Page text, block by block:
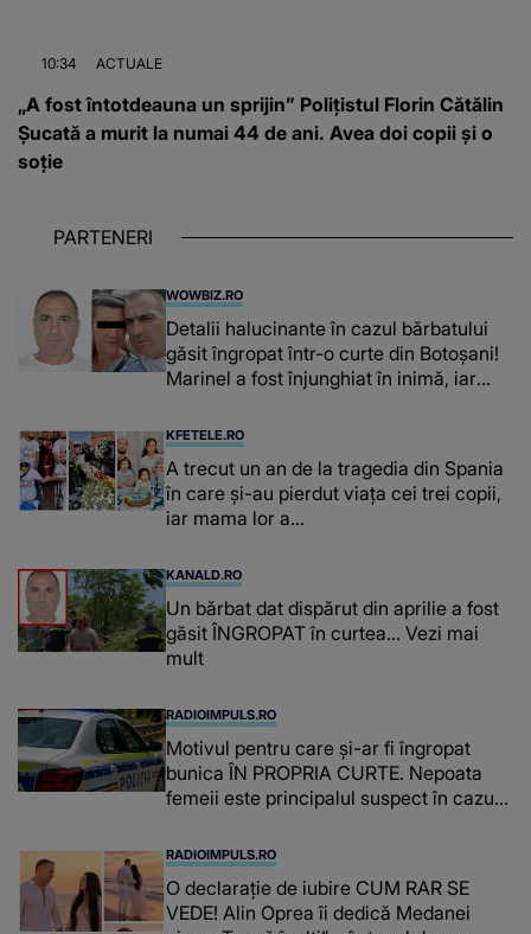
10:34 ACTUALE
„A fost întotdeauna un sprijin” Polițistul Florin Cătălin
Șucată a murit la numai 44 de ani. Avea doi copii și o
soție
PARTENERI
WOWBIZ.RO
Detalii halucinante în cazul bărbatului
găsit îngropat într-o curte din Botoșani!
Marinel a fost înjunghiat în inimă, iar
suspecți
KFETELE.RO
A trecut un an de la tragedia din Spania
în care și-au pierdut viața cei trei copii,
iar mama lor a…
KANALD.RO
Un bărbat dat dispărut din aprilie a fost
găsit ÎNGROPAT în curtea... Vezi mai
mult
RADIOIMPULS.RO
Motivul pentru care și-ar fi îngropat
bunica ÎN PROPRIA CURTE. Nepoata
femeii este principalul suspect în cazul
DE ANCHETATORI a șocat localnicii
RADIOIMPULS.RO
O declarație de iubire CUM RAR SE
VEDE! Alin Oprea îi dedică Medanei